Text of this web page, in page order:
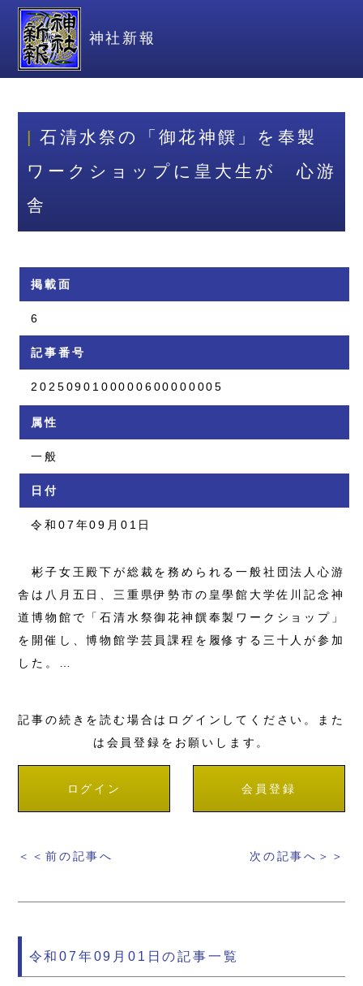
神社新報
石清水祭の「御花神饌」を奉製
ワークショップに皇大生が 心游
舎
掲載面
6
記事番号
2025090100000600000005
属性
一般
日付
令和07年09月01日
彬子女王殿下が総裁を務められる一般社団法人心游
舎は八月五日、三重県伊勢市の皇學館大学佐川記念神
道博物館で「石清水祭御花神饌奉製ワークショップ」
を開催し、博物館学芸員課程を履修する三十人が参加
した。…
記事の続きを読む場合はログインしてください。また
は会員登録をお願いします。
ログイン 会員登録
＜＜前の記事へ 次の記事へ＞＞
令和07年09月01日の記事一覧